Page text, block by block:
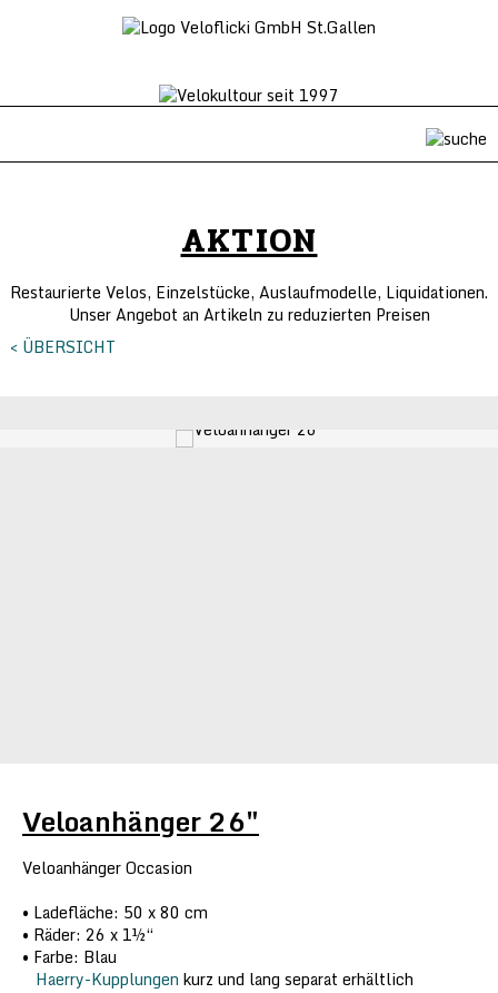
AKTION
Restaurierte Velos, Einzelstücke, Auslaufmodelle, Liquidationen.
Unser Angebot an Artikeln zu reduzierten Preisen
< ÜBERSICHT
Veloanhänger 26″
Veloanhänger Occasion
Ladefläche: 50 x 80 cm
Räder: 26 x 1½“
Farbe: Blau
Haerry-Kupplungen kurz und lang separat erhältlich